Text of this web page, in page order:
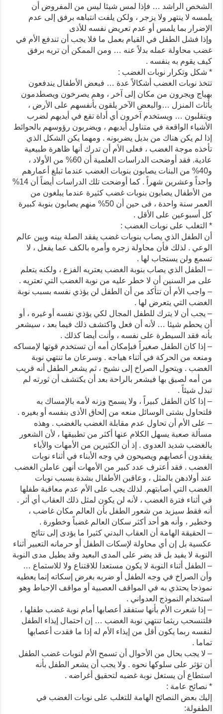
الشخص الراشد … فإذا لمس شيئا ليس من المفروض أن
يلمسه لا ينتهر ولا يزجر ، ولكن يلفت انتباهه برفق إلى عدم
الإضرار بما يلمس أو عدم تعريض نفسه للأذى
وإذا فشل الطفل في القيام بعمل ما فلا يجب أن تندفع الأم في
غضب محاولة عمله بدلاً عنه … ومن الممكن أن تريه برفق
كيف يقوم به بنفسه .
* شكل وتكرار نوبات الغضب :
تتخذ نوبات الغضب أشكالاً عدة … فبعض الأطفال يندفعون
بهياج ويجرون من مكان إلى آخر ، وهم يصرخون ويصطدمون
بأثاث المنزل …والبعض الآخر يلقون بأنفسهم على الأرض ،
ويتقلبون … ويستخدم آخرون أي أداة تقع في أيديهم لضرب
الأشياء الواقعة في متناول أيديهم ، ويضربون رؤوسهم بالحوائط
إذا لم يكن هناك من بديل يضربونه . ومهما يكن الشكل الذي
تأخذه موجة الغضب ، فعلى الأم أن تدرك أنها ظاهرة طبيعية
عادية. فقد أوضحت الدراسات العلمية أن 60% من الأولاد ،
و40% من البنات يصابون بنوبات الغضب عندما تبلغ أعمارهم
واحداً وعشرين شهراً . كما أوضحت تلك الدراسات أيضاً أن 14%
من الأطفال يصابون بنوبات غضب كثيرة عندما يبلغون من
العمر سنة واحدة ، فى حين أن 50% منهم يصابون بنوبة كبيرة
كل أسبوعين على الأقل .
* التغلب على نوبات الغضب :
أن الطفل الذي يصاب بنوبات غضب يفقد الصلة بينه وبين عالم
الوعي . لذلك فأن محاولة زجره وأمره بالكف عما يفعل ، لا
تسمع ولن يستجاب لها .
– الطفل الذي يصاب بنوبة الغضب يعتريه الفزع ، ولكنه يتعلم
على مر السنين أن لا خطر عليه من نوبة الغضب التي تعتريه .
– واجب الأم أن تتأكد من أن الطفل لن يؤذي نفسه بسبب نوبة
الغضب التي يتعرض لها .
– يجب أن لا يترك للطفل المجال لكي يؤذي نفسه أو غيره ، أو
أن يحطم شيئا … لأنه أن فعل واكتشف ذلك فيما بعد ، سيشعر
بأنه فقد السيطرة على نفسه ، وأنت أيضا كذلك .
– إذا كان الطفل صغيراً فبإمكان أمه أن تستخدم قوتها لإمساكه
ومنعه من الحركة في أثناء هياجه . وسرعان ما تنتهي نوبة
الغضب . ويتحول الصراخ إلى نشيج ، ثم يشعر الطفل أنه قريب
من أمه لصيق بها فيشعر بالراحة بعد أن يكتشف أن ثورته لم
تبدل شيئاً .
– إذا كان الطفل كبيراً ، ولا يسمح وزنه لأمه بالإمساك به
فلتحاول بشتى الوسائل منعه من إلحاق الأذى بنفسه أو بغيره .
– على الأم أن تحاول عدم مقابلة الغضب بالغضب . وهذه
مسألة صعبة يسهل الكلام عنها أكثر من تطبيقها ، لأن الشعور
بالغضب شديد العدوى . إذ أن الكثيرين من الأمهات والأباء
يفقدون أعصابهم ويصيحون في وجه الأبناء في أثناء نوبات
الغضب . فقد أعترف عدد كبير من الأمهات أنهن عاملن الغضب
عند أولادهن بالمثل ، وعاقبن الأطفال بشدة بسبب نوبات
الغضب التي أصابتهم. لذلك يجب على الأم عدم معاقبة طفلها
في أثناء فترة الغضب ، لأنه لن يكون لمثل ذلك العقاب أي أثر .
أنه فقط سيزيد من شعور الطفل بأن العالم مكان غاضب ،
وخطير ، وأنه هو أحد أكثر سكان العالم غضباً وخطورة .
– الحقيقة الهامة أن العقاب البدني كثيرا ما يؤدى إلى نتائج
عكسية بل إن أي محاولة لإسكات الطفل أو حرمانه التعبير أثناء
النوبة لا يفيد بل قد يضر على المدى البعيد وقد يطيل مدى النوبة
– الطفل أثناء النوبة لا يكون مستعدا للاقتناع ولا للاستماع …
وأن الصراخ في وجه الطفل أو ضربه بغرض إسكاته إنما يعطيه
نموذجا يحتذي به في المواقف العصبية أو مواقف الإحباط وهو
استخدام النموذج العدواني .
– إذا شعرت الأم بأنها ستفقد أعصابها أمام نوبة غضب طفلها ،
فلتنسحب ريثما تنتهي نوبة الغضب … إن احتمال إيذاء الطفل
لنفسه ربما يكون أقل من إيذاء الأم له إذا ما فقدت أعصابها
تماما .
– لا يجب بحال من الأحوال أن تسمح الأم لنوبات غضب الطفل
أن تؤثر على سلوكها نحوه . ولا يجب أن يشعر الطفل بأنه
استطاع أن يستغل نوبة غضبه لتحقيق أغراضه .
* نصائح عامة :
إليك بعض النصائح الهامة للتغلب على نوبات الغضب في
الطفولة: